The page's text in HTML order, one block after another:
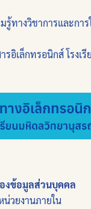
รู้ทางวิชาการและการ
รอิเล็กทรอนิกส์ โรงเ
งข้อมูลส่วนบุคคล
วยงานภายใน